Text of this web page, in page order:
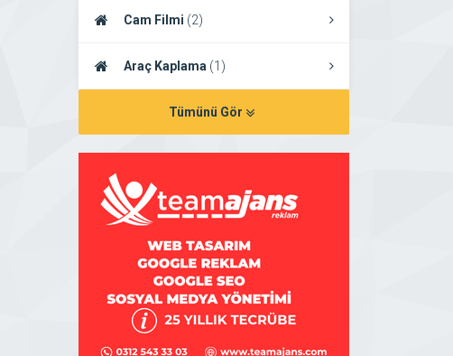
Cam Filmi (2)
Araç Kaplama (1)
Tümünü Gör